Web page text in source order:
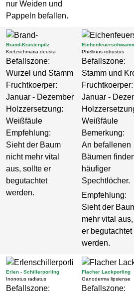
nur Weiden und
Pappeln befallen.
Brand-Krustenpilz
Kretzschmaria deusta
Befallszone:
Wurzel und Stamm
Fruchtkoerper:
Januar - Dezember
Holzzersetzung:
Weißfäule
Empfehlung:
Sieht der Baum
nicht mehr vital
aus, sollte er
begutachtet
werden.
Phellinus robustus
Befallszone:
Stamm und
Fruchtkoerper:
Januar -
Weißfäule
Bemerkung:
An befallenen
Bäumen
häufiger
Spechtlöcher.
Empfehlung:
Sieht der
mehr vital
er begutachtet
werden.
Erlen - Schillerporling
Inonotus radiatus
Befallszone:
Flacher Lackporling
Ganoderma lipsiense
Befallszone: